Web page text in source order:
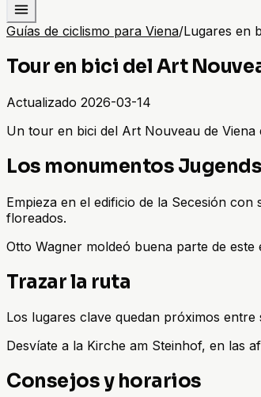
Guías de ciclismo para Viena/Lugares en
Tour en bici del Art
Actualizado 2026-03-14
Un tour en bici del Art Nouveau de Viena
Los monumentos
Empieza en el edificio de la Secesión
floreados.
Otto Wagner moldeó buena parte de
Trazar la ruta
Los lugares clave quedan próximos
Desvíate a la Kirche am Steinhof, en las
Consejos y horarios